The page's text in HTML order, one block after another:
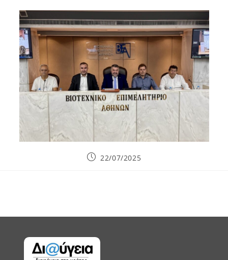
Post22/07/2025